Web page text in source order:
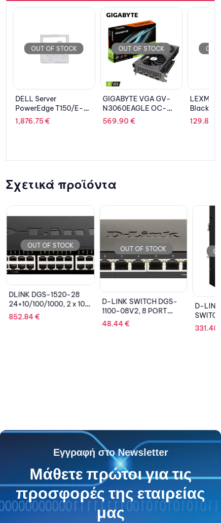
OUT OF STOCK
DELL Server
PowerEdge T150/E-
2314
(4C/4T)/16GB/480GB
1,876.75€
OUT OF STOCK
GIGABYTE VGA GV-
N3060EAGLE OC-
12GD 2.0 , 12GB,
569.90 €
OUT
Black
129.81
Σχετικά προϊόντα
OUT OF STOCK
DLINK DGS-1520-28
24×10/100/1000, 2 x 10G
SFP+
852.84€
OUT OF STOCK
D-LINK SWITCH DGS-
1100-08V2, 8 PORT
GIGABIT SMART
48.44€
D-LINK
5PORT
331.48
Εγγραφή στο Newsletter
Μάθετε πρώτοι για τις
προσφορές της εταιρείας
μας